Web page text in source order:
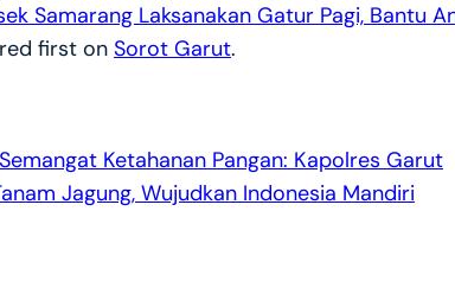
Samarang Laksanakan Gatur Pagi, Bantu
first on Sorot Garut.
Semangat Ketahanan Pangan: Kapolres Garut
Jagung, Wujudkan Indonesia Mandiri